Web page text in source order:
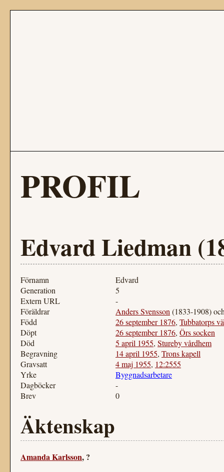
PROFIL
Edvard Liedman
Förnamn
Edvard
Generation
5
Extern URL
-
Föräldrar
Anders Svensson (1833-1908)
Född
26 september 1876, Tubbatorps
Döpt
26 september 1876, Örs socken
Död
5 april 1955, Stureby vårdhem
Begravning
14 april 1955, Trons kapell
Gravsatt
4 maj 1955, 12:2555
Yrke
Byggnadsarbetare
Dagböcker
-
Brev
0
Äktenskap
Amanda Karlsson, ?